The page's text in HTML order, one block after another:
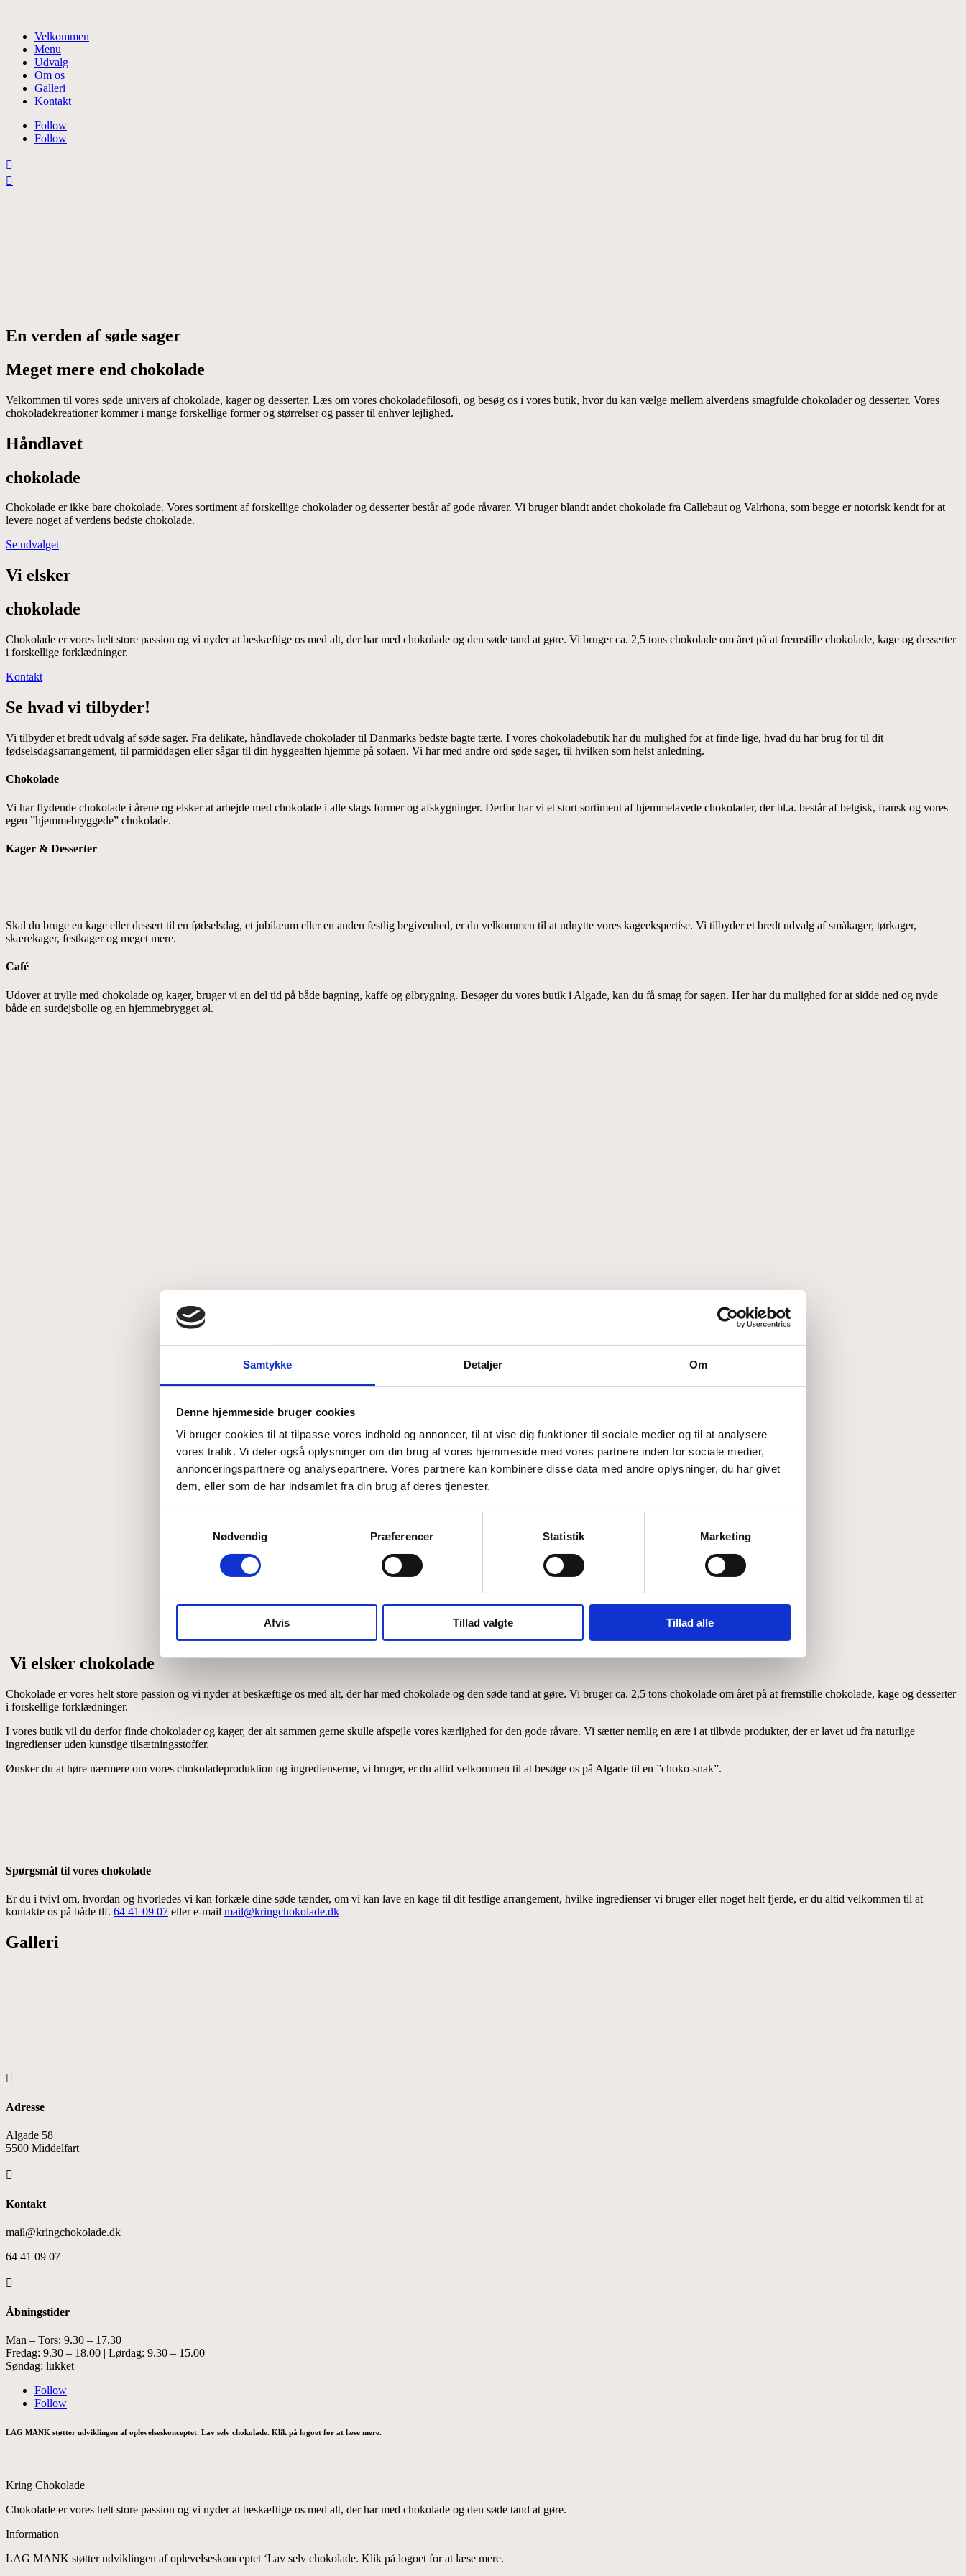
Samtykke Detaljer Om
Denne hjemmeside bruger cookies
Vi bruger cookies til at tilpasse vores indhold og annoncer, til at vise dig funktioner til sociale medier og til at analysere
vores trafik. Vi deler også oplysninger om din brug af vores hjemmeside med vores partnere inden for sociale medier,
annonceringspartnere og analysepartnere. Vores partnere kan kombinere disse data med andre oplysninger, du har givet
dem, eller som de har indsamlet fra din brug af deres tjenester.
Nødvendig
Præferencer Statistik Marketing
Afvis Tillad valgte Tillad alle
Velkommen
Menu
Udvalg
Om os
Galleri
Kontakt
Follow
Follow


En verden af søde sager
Meget mere end chokolade
Velkommen til vores søde univers af chokolade, kager og desserter. Læs om vores chokoladefilosofi, og besøg os i vores butik, hvor du kan vælge mellem alverdens smagfulde chokolader og desserter. Vores
chokoladekreationer kommer i mange forskellige former og størrelser og passer til enhver lejlighed.
Håndlavet
chokolade
Chokolade er ikke bare chokolade. Vores sortiment af forskellige chokolader og desserter består af gode råvarer. Vi bruger blandt andet chokolade fra Callebaut og Valrhona, som begge er notorisk kendt for at
levere noget af verdens bedste chokolade.
Se udvalget
Vi elsker
chokolade
Chokolade er vores helt store passion og vi nyder at beskæftige os med alt, der har med chokolade og den søde tand at gøre. Vi bruger ca. 2,5 tons chokolade om året på at fremstille chokolade, kage og desserter
i forskellige forklædninger.
Kontakt
Se hvad vi tilbyder!
Vi tilbyder et bredt udvalg af søde sager. Fra delikate, håndlavede chokolader til Danmarks bedste bagte tærte. I vores chokoladebutik har du mulighed for at finde lige, hvad du har brug for til dit
fødselsdagsarrangement, til parmiddagen eller sågar til din hyggeaften hjemme på sofaen. Vi har med andre ord søde sager, til hvilken som helst anledning.
Chokolade
Vi har flydende chokolade i årene og elsker at arbejde med chokolade i alle slags former og afskygninger. Derfor har vi et stort sortiment af hjemmelavede chokolader, der bl.a. består af belgisk, fransk og vores
egen ”hjemmebryggede” chokolade.
Kager & Desserter
Skal du bruge en kage eller dessert til en fødselsdag, et jubilæum eller en anden festlig begivenhed, er du velkommen til at udnytte vores kageekspertise. Vi tilbyder et bredt udvalg af småkager, tørkager,
skærekager, festkager og meget mere.
Café
Udover at trylle med chokolade og kager, bruger vi en del tid på både bagning, kaffe og ølbrygning. Besøger du vores butik i Algade, kan du få smag for sagen. Her har du mulighed for at sidde ned og nyde
både en surdejsbolle og en hjemmebrygget øl.
Vi elsker chokolade
Chokolade er vores helt store passion og vi nyder at beskæftige os med alt, der har med chokolade og den søde tand at gøre. Vi bruger ca. 2,5 tons chokolade om året på at fremstille chokolade, kage og desserter
i forskellige forklædninger.
I vores butik vil du derfor finde chokolader og kager, der alt sammen gerne skulle afspejle vores kærlighed for den gode råvare. Vi sætter nemlig en ære i at tilbyde produkter, der er lavet ud fra naturlige
ingredienser uden kunstige tilsætningsstoffer.
Ønsker du at høre nærmere om vores chokoladeproduktion og ingredienserne, vi bruger, er du altid velkommen til at besøge os på Algade til en ”choko-snak”.
Spørgsmål til vores chokolade
Er du i tvivl om, hvordan og hvorledes vi kan forkæle dine søde tænder, om vi kan lave en kage til dit festlige arrangement, hvilke ingredienser vi bruger eller noget helt fjerde, er du altid velkommen til at
kontakte os på både tlf. 64 41 09 07 eller e-mail mail@kringchokolade.dk
Galleri

Adresse
Algade 58
5500 Middelfart

Kontakt
mail@kringchokolade.dk
64 41 09 07

Åbningstider
Man – Tors: 9.30 – 17.30
Fredag: 9.30 – 18.00 | Lørdag: 9.30 – 15.00
Søndag: lukket
Follow
Follow
LAG MANK støtter udviklingen af oplevelseskonceptet. Lav selv chokolade. Klik på logoet for at læse mere.
Kring Chokolade
Chokolade er vores helt store passion og vi nyder at beskæftige os med alt, der har med chokolade og den søde tand at gøre.
Information
LAG MANK støtter udviklingen af oplevelseskonceptet ‘Lav selv chokolade. Klik på logoet for at læse mere.